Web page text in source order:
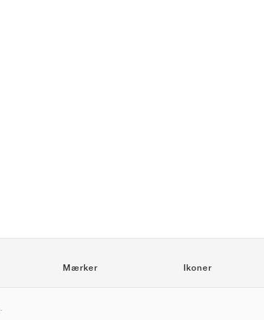
Mærker Ikoner